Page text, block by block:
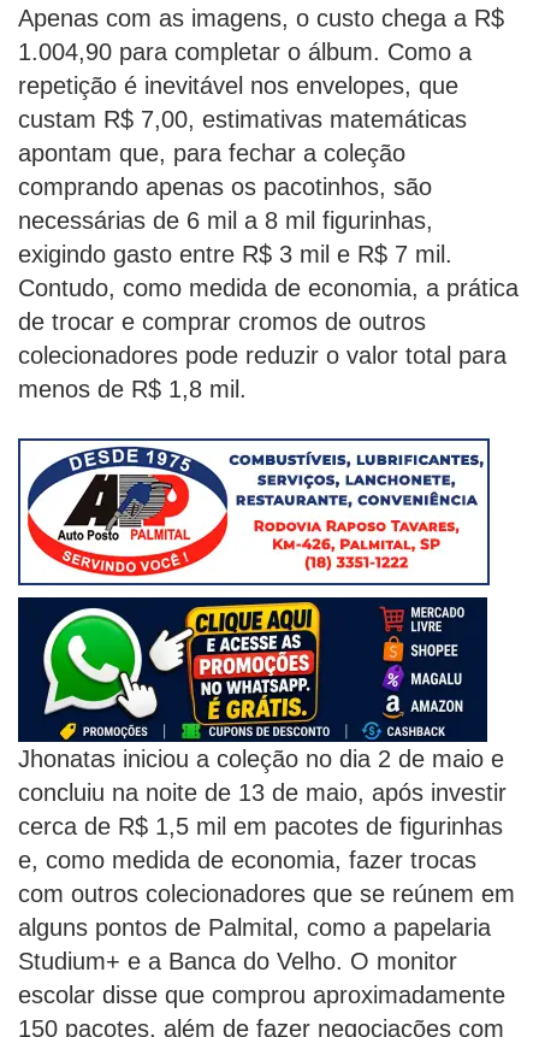
Apenas com as imagens, o custo chega a R$
1.004,90 para completar o álbum. Como a
repetição é inevitável nos envelopes, que
custam R$ 7,00, estimativas matemáticas
apontam que, para fechar a coleção
comprando apenas os pacotinhos, são
necessárias de 6 mil a 8 mil figurinhas,
exigindo gasto entre R$ 3 mil e R$ 7 mil.
Contudo, como medida de economia, a prática
de trocar e comprar cromos de outros
colecionadores pode reduzir o valor total para
menos de R$ 1,8 mil.
Jhonatas iniciou a coleção no dia 2 de maio e
concluiu na noite de 13 de maio, após investir
cerca de R$ 1,5 mil em pacotes de figurinhas
e, como medida de economia, fazer trocas
com outros colecionadores que se reúnem em
alguns pontos de Palmital, como a papelaria
Studium+ e a Banca do Velho. O monitor
escolar disse que comprou aproximadamente
150 pacotes, além de fazer negociações com